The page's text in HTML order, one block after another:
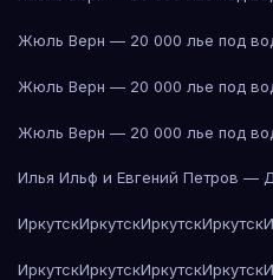
Жюль Верн — 20 000 лье под
Жюль Верн — 20 000 лье под
Жюль Верн — 20 000 лье под
Илья Ильф и Евгений Петров —
ИркутскИркутскИркутскИркутск
ИркутскИркутскИркутскИркутск